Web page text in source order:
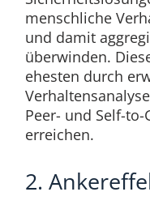
menschliche
und damit
überwinden.
ehesten durch
Peer- und Self-
erreichen.
2.